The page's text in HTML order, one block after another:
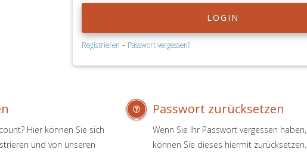
LOGIN
Registrieren - Passwort vergessen?
Hier können Sie sich
und von unseren
Passwort zurücksetzen
Wenn Sie Ihr Passwort vergessen haben,
können Sie dieses hiermit zurücksetzen.